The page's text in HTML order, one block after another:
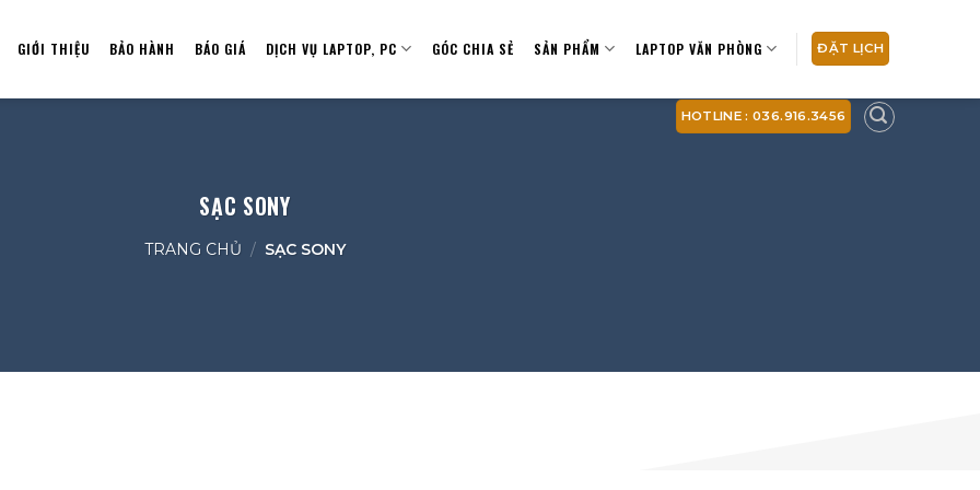
GIỚI THIỆU BẢO HÀNH BÁO GIÁ DỊCH VỤ LAPTOP, PC GÓC CHIA SẺ SẢN PHẨM LAPTOP VĂN PHÒNG ĐẶT LỊCH
HOTLINE : 036.916.3456
SẠC SONY
TRANG CHỦ / SẠC SONY